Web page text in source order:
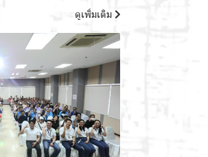
ดูเพิ่มเติม